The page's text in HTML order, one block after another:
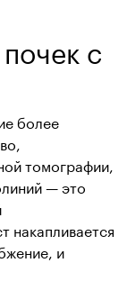
с
более
томографии,
— это
накапливается
и